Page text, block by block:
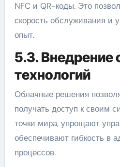
NFC и QR-коды. Это
скорость обслуживания и
опыт.
5.3. Внедрение
технологий
Облачные решения
получать доступ к своим
точки мира, упрощают
обеспечивают гибкость в
процессов.